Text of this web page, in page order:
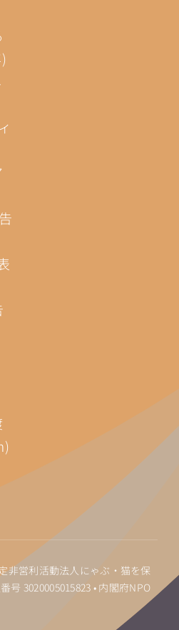
非営利活動法人にゃぶ・猫を保
号 3020005015823 • 内閣府NPO